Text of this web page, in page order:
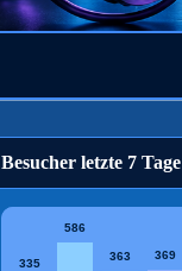
Besucher letzte 7 Tage
335
586
363 369